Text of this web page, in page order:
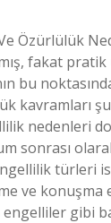
Özürlülük
fakat
bu
kavramları
nedenleri
sonrası
türleri
ve konuşma
gibi